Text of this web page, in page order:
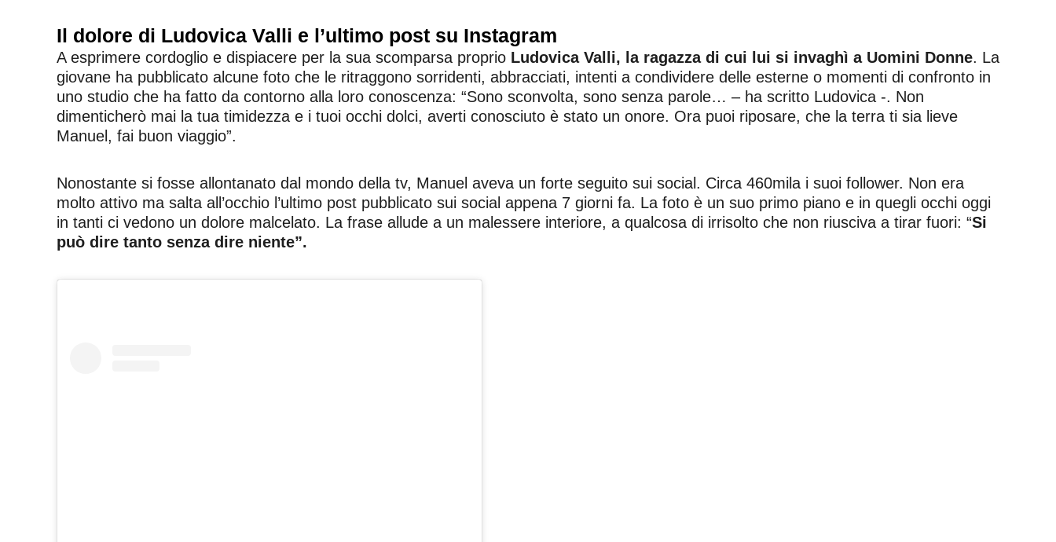
Il dolore di Ludovica Valli e l’ultimo post su Instagram
A esprimere cordoglio e dispiacere per la sua scomparsa proprio Ludovica Valli, la ragazza di cui lui si invaghì a Uomini Donne. La
giovane ha pubblicato alcune foto che le ritraggono sorridenti, abbracciati, intenti a condividere delle esterne o momenti di confronto in
uno studio che ha fatto da contorno alla loro conoscenza: “Sono sconvolta, sono senza parole… – ha scritto Ludovica -. Non
dimenticherò mai la tua timidezza e i tuoi occhi dolci, averti conosciuto è stato un onore. Ora puoi riposare, che la terra ti sia lieve
Manuel, fai buon viaggio”.
Nonostante si fosse allontanato dal mondo della tv, Manuel aveva un forte seguito sui social. Circa 460mila i suoi follower. Non era
molto attivo ma salta all’occhio l’ultimo post pubblicato sui social appena 7 giorni fa. La foto è un suo primo piano e in quegli occhi oggi
in tanti ci vedono un dolore malcelato. La frase allude a un malessere interiore, a qualcosa di irrisolto che non riusciva a tirar fuori: “Si
può dire tanto senza dire niente”.